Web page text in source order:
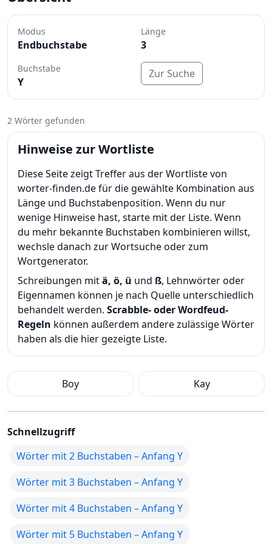
Modus
Endbuchstabe
Länge
3
Buchstabe
Y
Zur Suche
2 Wörter gefunden
Hinweise zur Wortliste
Diese Seite zeigt Treffer aus der Wortliste von
worter-finden.de für die gewählte Kombination aus
Länge und Buchstabenposition. Wenn du nur
wenige Hinweise hast, starte mit der Liste. Wenn
du mehr bekannte Buchstaben kombinieren willst,
wechsle danach zur Wortsuche oder zum
Wortgenerator.
Schreibungen mitä, ö, ü und ß, Lehnwörter oder
Eigennamen können je nach Quelle unterschiedlich
behandelt werden. Scrabble- oder Wordfeud-
Regeln können außerdem andere zulässige Wörter
haben als die hier gezeigte Liste.
Boy Kay
Schnellzugriff
Wörter mit 2 Buchstaben – Anfang Y
Wörter mit 3 Buchstaben – Anfang Y
Wörter mit 4 Buchstaben – Anfang Y
Wörter mit 5 Buchstaben – Anfang Y